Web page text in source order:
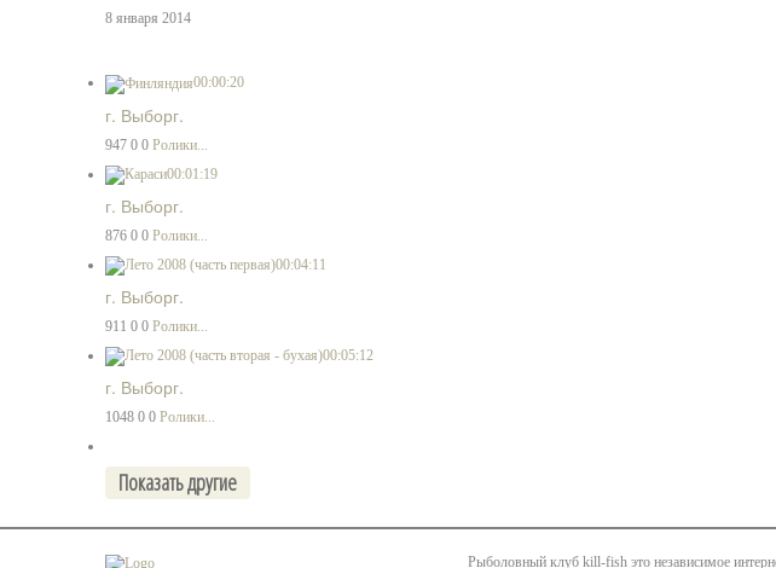
8 января 2014
00:00:20
г. Выборг.
947 0 0 Ролики...
00:01:19
г. Выборг.
876 0 0 Ролики...
00:04:11
г. Выборг.
911 0 0 Ролики...
00:05:12
г. Выборг.
1048 0 0 Ролики...
Рыболовный клуб kill-fish это независимое